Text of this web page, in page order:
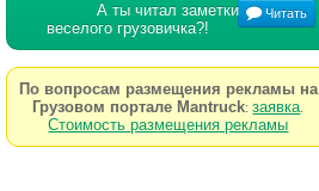
А ты читал заметки
веселого грузовичка?!
Читать
По вопросам размещения рекламы на
Грузовом портале Mantruck:заявка
Стоимость размещения рекламы